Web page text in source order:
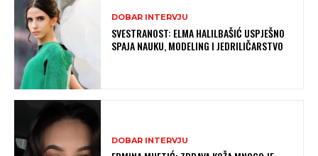
DOBAR INTERVJU
SVESTRANOST: ELMA HALILBAŠIĆ USPJEŠNO
SPAJA NAUKU, MODELING I JEDRILIČARSTVO
DOBAR INTERVJU